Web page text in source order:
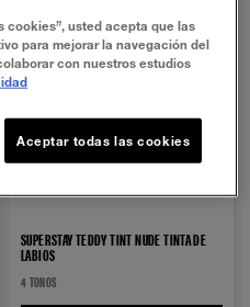
SUPERSTAY TEDDY TINT NUDE TINTA DE
LABIOS
4 TONOS
cookies”, usted acepta que las
para mejorar la navegación del
con nuestros estudios
Aceptar todas las cookies